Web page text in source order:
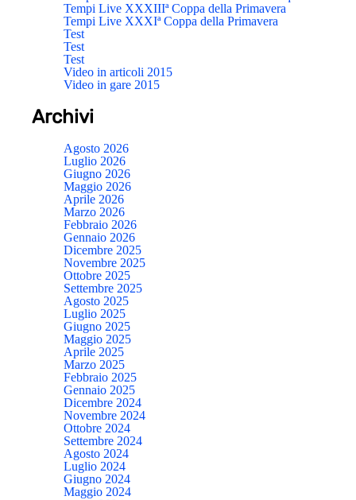
Tempi Live XXXIIIª Coppa della Primavera
Tempi Live XXXIª Coppa della Primavera
Test
Test
Test
Video in articoli 2015
Video in gare 2015
Archivi
Agosto 2026
Luglio 2026
Giugno 2026
Maggio 2026
Aprile 2026
Marzo 2026
Febbraio 2026
Gennaio 2026
Dicembre 2025
Novembre 2025
Ottobre 2025
Settembre 2025
Agosto 2025
Luglio 2025
Giugno 2025
Maggio 2025
Aprile 2025
Marzo 2025
Febbraio 2025
Gennaio 2025
Dicembre 2024
Novembre 2024
Ottobre 2024
Settembre 2024
Agosto 2024
Luglio 2024
Giugno 2024
Maggio 2024